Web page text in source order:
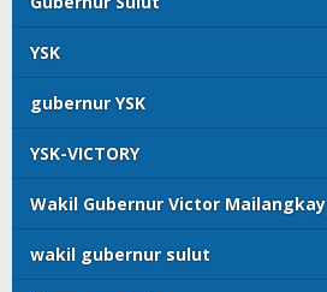
YSK
gubernur YSK
YSK-VICTORY
Wakil Gubernur Victor Mailangkay
wakil gubernur sulut